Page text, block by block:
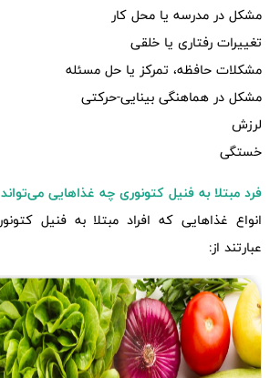
مشکل در مدرسه یا محل کار
تغییرات رفتاری یا خلقی
مشکلات حافظه، تمرکز یا حل مسئله
مشکل در هماهنگی بینایی-حرکتی
لرزش
خستگی
فرد مبتلا به فنیل کتونوری چه غذاهایی
انواع غذاهایی که افراد مبتلا به فنیل
عبارتند از: